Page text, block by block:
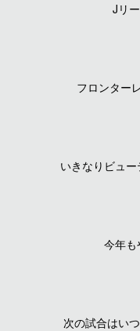
Jリ
フロンター
いきなりビュ
今年も
次の試合はい